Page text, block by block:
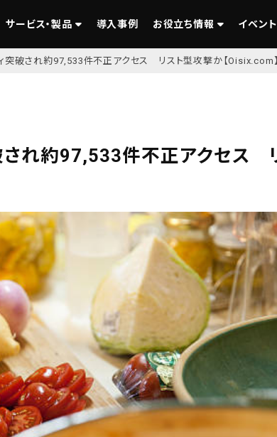
サービス・製品 導入事例 お役立ち情報 イベン
突破され約97,533件不正アクセス リスト型攻撃か【Oisix.com】
され約97,533件不正アクセス